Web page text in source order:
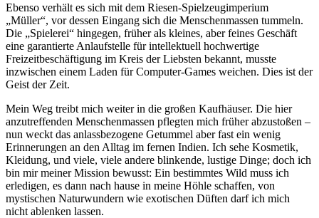
Ebenso verhält es sich mit dem Riesen-Spielzeugimperium
„Müller“, vor dessen Eingang sich die Menschenmassen tummeln.
Die „Spielerei“ hingegen, früher als kleines, aber feines Geschäft
eine garantierte Anlaufstelle für intellektuell hochwertige
Freizeitbeschäftigung im Kreis der Liebsten bekannt, musste
inzwischen einem Laden für Computer-Games weichen. Dies ist der
Geist der Zeit.
Mein Weg treibt mich weiter in die großen Kaufhäuser. Die hier
anzutreffenden Menschenmassen pflegten mich früher abzustoßen –
nun weckt das anlassbezogene Getummel aber fast ein wenig
Erinnerungen an den Alltag im fernen Indien. Ich sehe Kosmetik,
Kleidung, und viele, viele andere blinkende, lustige Dinge; doch ich
bin mir meiner Mission bewusst: Ein bestimmtes Wild muss ich
erledigen, es dann nach hause in meine Höhle schaffen, von
mystischen Naturwundern wie exotischen Düften darf ich mich
nicht ablenken lassen.